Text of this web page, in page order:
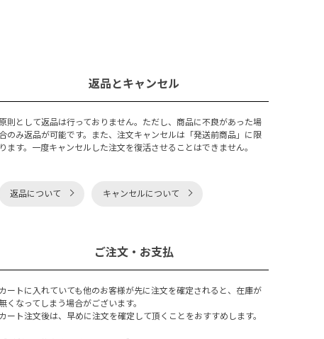
返品とキャンセル
則として返品は行っておりません。ただし、商品に不良があった場
合のみ返品が可能です。また、注文キャンセルは「発送前商品」に限
ります。一度キャンセルした注文を復活させることはできません。
返品について キャンセルについて
ご注文・お支払
カートに入れていても他のお客様が先に注文を確定されると、在庫が
くなってしまう場合がございます。
カート注文後は、早めに注文を確定して頂くことをおすすめします。